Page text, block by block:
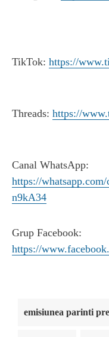
TikTok: https://
Threads: https://
Canal WhatsApp:
https://
n9kA34
Grup Facebook:
https://
emisiunea parinti